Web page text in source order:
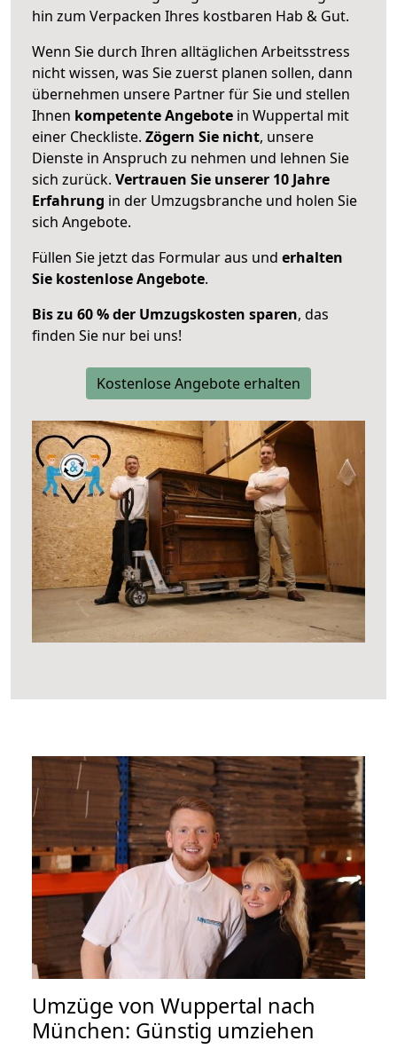
hin zum Verpacken Ihres kostbaren Hab & Gut.
Wenn Sie durch Ihren alltäglichen Arbeitsstress
nicht wissen, was Sie zuerst planen sollen, dann
übernehmen unsere Partner für Sie und stellen
Ihnen kompetente Angebote in Wuppertal mit
einer Checkliste. Zögern Sie nicht, unsere
Dienste in Anspruch zu nehmen und lehnen Sie
sich zurück. Vertrauen Sie unserer 10 Jahre
Erfahrung in der Umzugsbranche und holen Sie
sich Angebote.
Füllen Sie jetzt das Formular aus und erhalten
Sie kostenlose Angebote.
Bis zu 60 % der Umzugskosten sparen, das
finden Sie nur bei uns!
Kostenlose Angebote erhalten
Umzüge von Wuppertal nach
München: Günstig umziehen